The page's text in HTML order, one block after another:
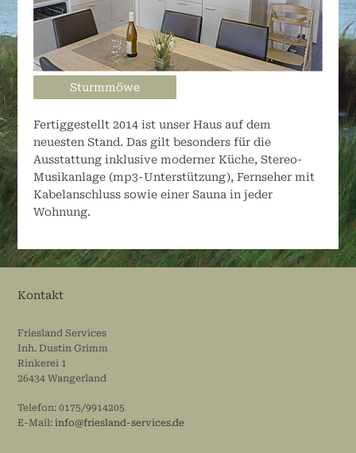
Sturmmöwe
Fertiggestellt 2014 ist unser Haus auf dem
neuesten Stand. Das gilt besonders für die
Ausstattung inklusive moderner Küche, Stereo-
Musikanlage (mp3-Unterstützung), Fernseher mit
Kabelanschluss sowie einer Sauna in jeder
Wohnung.
Kontakt
Friesland Services
Inh. Dustin Grimm
Rinkerei 1
26434 Wangerland
Telefon: 0175/9914205
E-Mail:info@friesland-services.de